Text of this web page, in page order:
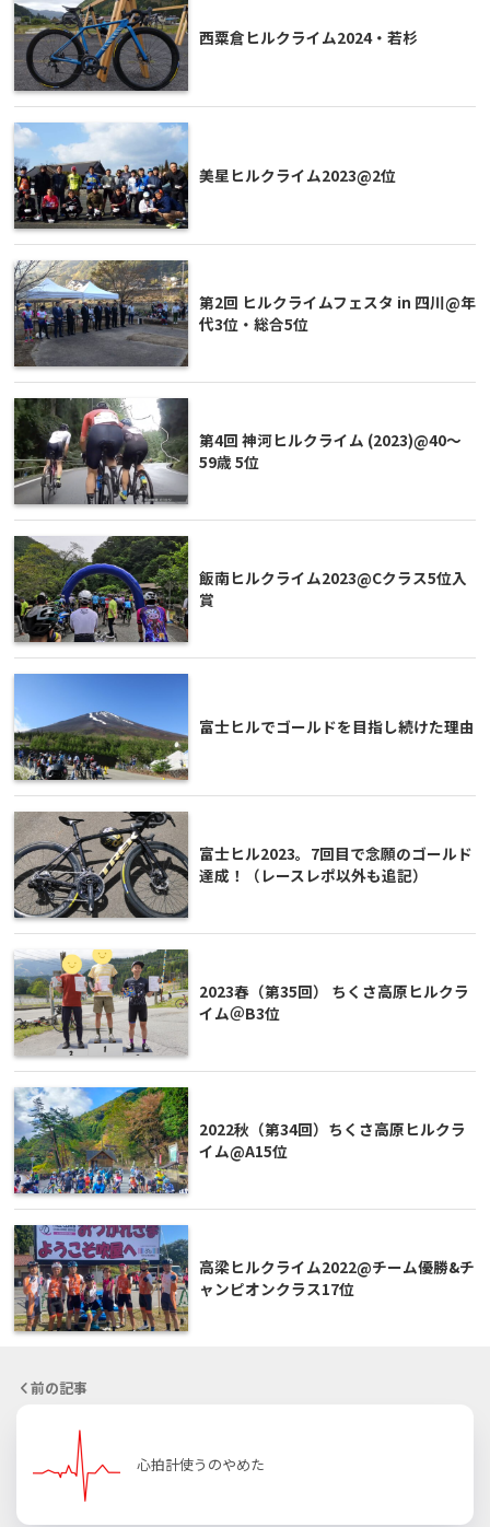
西粟倉ヒルクライム2024・若杉
美星ヒルクライム2023@2位
第2回 ヒルクライムフェスタ in 四川@年
代3位・総合5位
第4回 神河ヒルクライム (2023)@40〜
59歳 5位
飯南ヒルクライム2023@Cクラス5位入
賞
富士ヒルでゴールドを目指し続けた理由
富士ヒル2023。7回目で念願のゴールド
達成！（レースレポ以外も追記）
2023春（第35回） ちくさ高原ヒルクラ
イム＠B3位
2022秋（第34回）ちくさ高原ヒルクラ
イム@A15位
高梁ヒルクライム2022@チーム優勝&チ
ャンピオンクラス17位
前の記事
心拍計使うのやめた